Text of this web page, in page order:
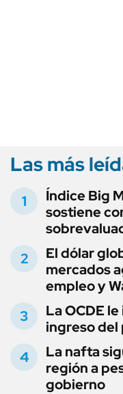
Las más
Índice Big
sostiene
El dólar
mercados
empleo y
La OCDE
ingreso del
La nafta
región a
gobierno